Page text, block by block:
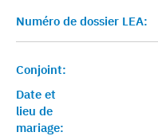
Numéro de dossier LEA:
Conjoint:
Date et
lieu de
mariage: